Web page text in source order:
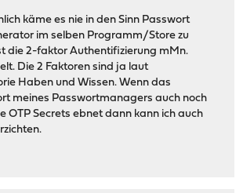
käme es nie in den Sinn Passwort
im selben Programm/Store zu
die 2-faktor Authentifizierung mMn.
Die 2 Faktoren sind ja laut
Haben und Wissen. Wenn das
meines Passwortmanagers auch noch
OTP Secrets ebnet dann kann ich auch